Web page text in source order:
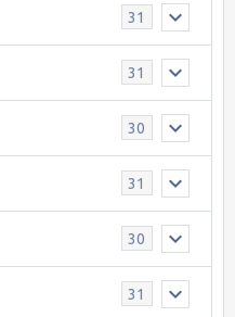
31
31
30
31
30
31